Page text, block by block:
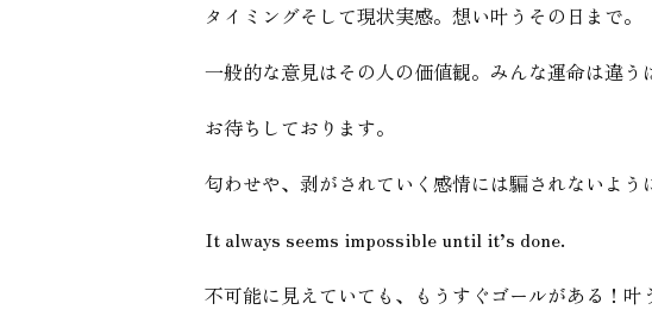
タイミングそして現状実感。想い叶うその日まで。
一般的な意見はその人の価値観。みんな運命は違う
お待ちしております。
匂わせや、剥がされていく感情には騙されないよう
It always seems impossible until it’s done.
不可能に見えていても、もうすぐゴールがある！叶